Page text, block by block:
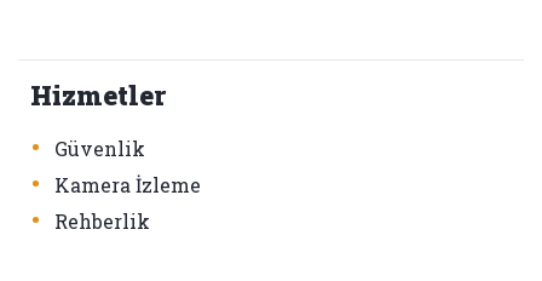
Hizmetler
• Güvenlik
• Kamera İzleme
• Rehberlik